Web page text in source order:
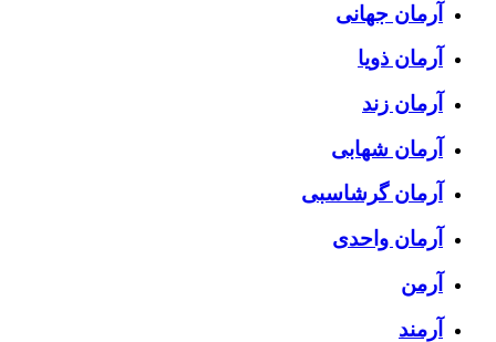
آرمان جهانی
آرمان ذویا
آرمان زند
آرمان شهابی
آرمان گرشاسبی
آرمان واحدی
آرمن
آرمند